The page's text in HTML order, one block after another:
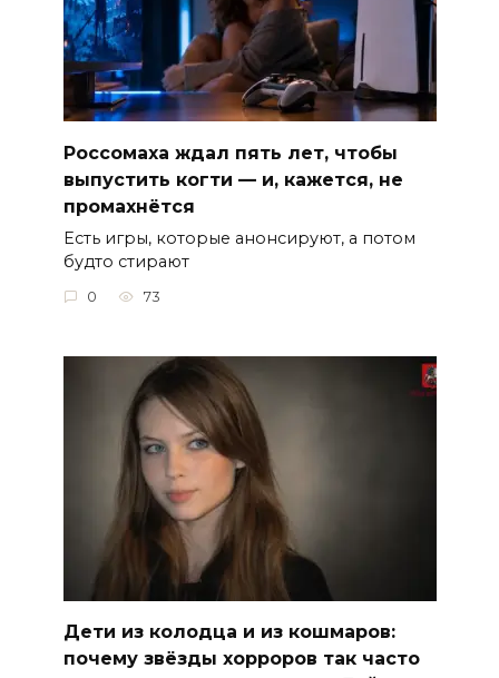
Россомаха ждал пять лет, чтобы
выпустить когти — и, кажется, не
промахнётся
Есть игры, которые анонсируют, а потом
будто стирают
0 73
Дети из колодца и из кошмаров:
почему звёзды хорроров так часто